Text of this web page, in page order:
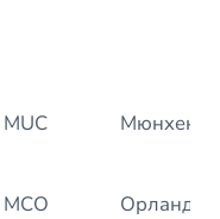
MUC Мюнхен
MCO Орландо